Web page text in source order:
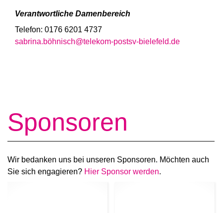
Verantwortliche Damenbereich
Telefon: 0176 6201 4737
sabrina.böhnisch@telekom-postsv-bielefeld.de
Sponsoren
Wir bedanken uns bei unseren Sponsoren. Möchten auch
Sie sich engagieren? Hier Sponsor werden.